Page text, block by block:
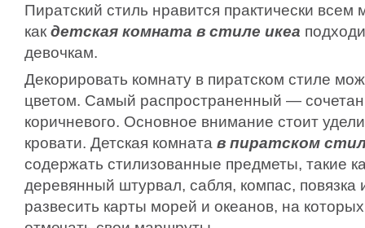
Пиратский стиль нравится практически всем
как детская комната в стиле икеа
девочкам.
Декорировать комнату в пиратском стиле
цветом. Самый распространенный —
коричневого. Основное внимание стоит
кровати. Детская комната в пиратском
содержать стилизованные предметы, такие
деревянный штурвал, сабля, компас,
развесить карты морей и океанов, на